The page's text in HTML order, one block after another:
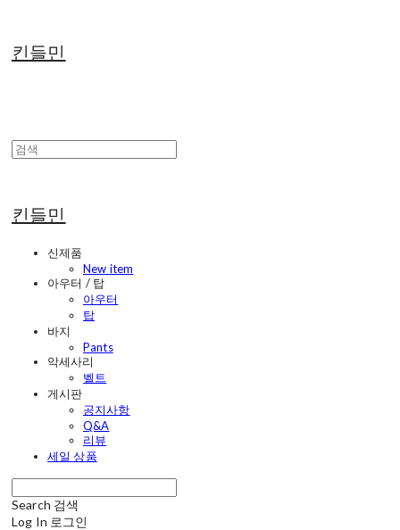
킨들민
킨들민
신제품
New item
아우터 / 탑
아우터
탑
바지
Pants
악세사리
벨트
게시판
공지사항
Q&A
리뷰
세일 상품
Search 검색
Log In 로그인